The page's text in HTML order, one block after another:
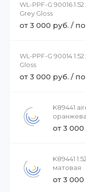
WL-PPF-G 90016
Grey Gloss
от 3 000 руб. /
WL-PPF-G 90014
Gloss
от 3 000 руб. /
K89441
от 3
K89441
матовая
от 3